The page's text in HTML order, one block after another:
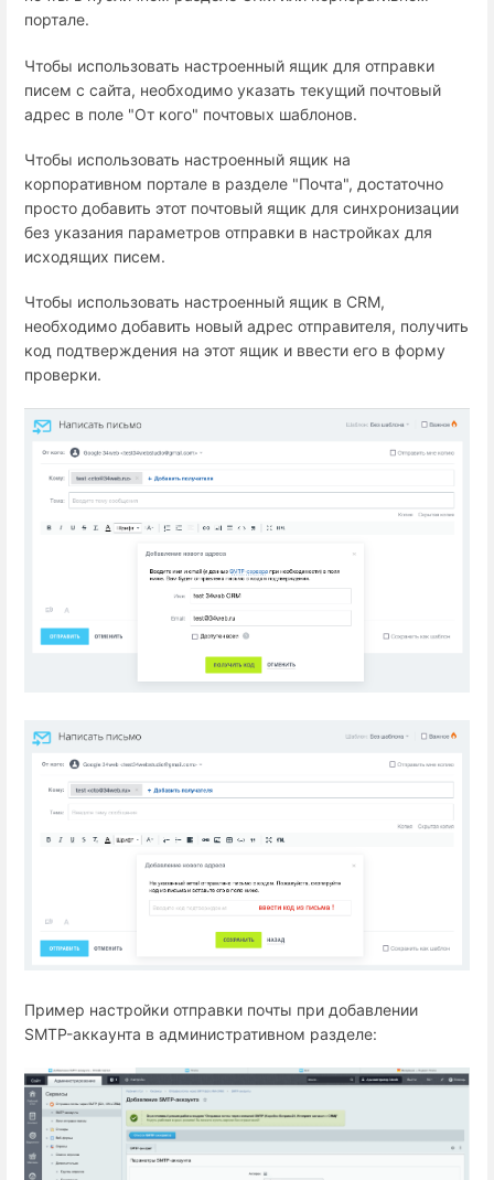
портале.
Чтобы использовать настроенный ящик для отправки
писем с сайта, необходимо указать текущий почтовый
адрес в поле "От кого" почтовых шаблонов.
Чтобы использовать настроенный ящик на
корпоративном портале в разделе "Почта", достаточно
просто добавить этот почтовый ящик для синхронизации
без указания параметров отправки в настройках для
исходящих писем.
Чтобы использовать настроенный ящик в CRM,
необходимо добавить новый адрес отправителя, получить
код подтверждения на этот ящик и ввести его в форму
проверки.
Пример настройки отправки почты при добавлении
SMTP-аккаунта в административном разделе: